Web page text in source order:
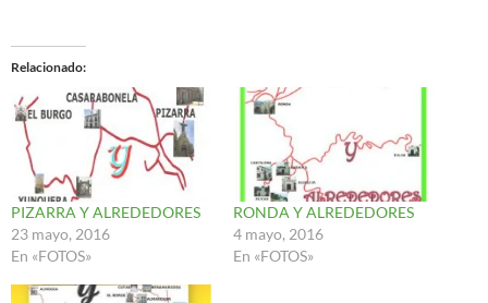
Relacionado
PIZARRA Y ALREDEDORES
23 mayo, 2016
En «FOTOS»
RONDA Y ALREDEDORES
4 mayo, 2016
En «FOTOS»